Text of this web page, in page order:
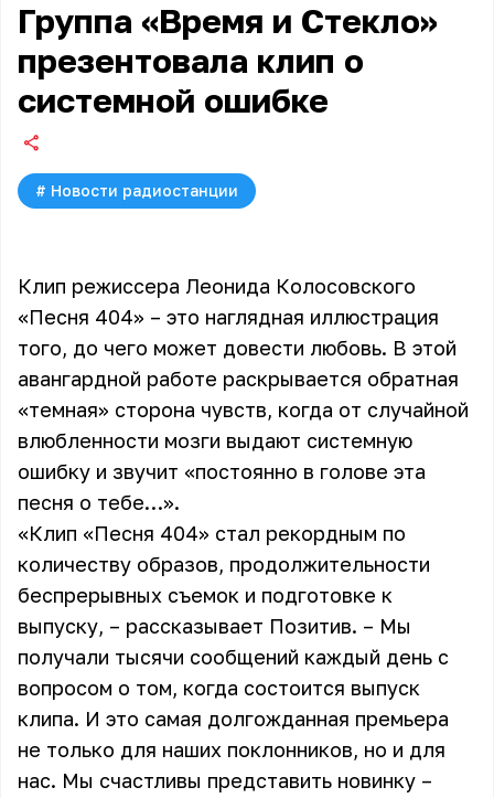
Группа «Время и Стекло»
презентовала клип о
системной ошибке
# Новости радиостанции
Клип режиссера Леонида Колосовского
«Песня 404» – это наглядная иллюстрация
того, до чего может довести любовь. В этой
авангардной работе раскрывается обратная
«темная» сторона чувств, когда от случайной
влюбленности мозги выдают системную
ошибку и звучит «постоянно в голове эта
песня о тебе…».
«Клип «Песня 404» стал рекордным по
количеству образов, продолжительности
беспрерывных съемок и подготовке к
выпуску, – рассказывает Позитив. – Мы
получали тысячи сообщений каждый день с
вопросом о том, когда состоится выпуск
клипа. И это самая долгожданная премьера
не только для наших поклонников, но и для
нас. Мы счастливы представить новинку –